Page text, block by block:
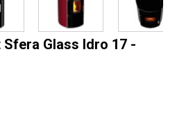
Glass Idro 17 -